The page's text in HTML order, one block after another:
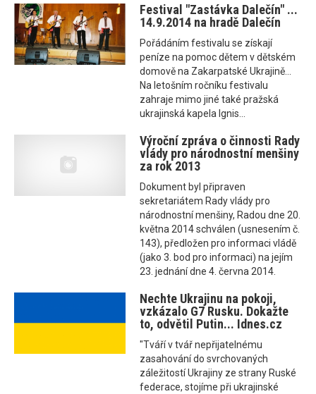
Festival "Zastávka Dalečín" ...
14.9.2014 na hradě Dalečín
Pořádáním festivalu se získají
peníze na pomoc dětem v dětském
domově na Zakarpatské Ukrajině...
Na letošním ročníku festivalu
zahraje mimo jiné také pražská
ukrajinská kapela Ignis...
Výroční zpráva o činnosti Rady
vlády pro národnostní menšiny
za rok 2013
Dokument byl připraven
sekretariátem Rady vlády pro
národnostní menšiny, Radou dne 20.
května 2014 schválen (usnesením č.
143), předložen pro informaci vládě
(jako 3. bod pro informaci) na jejím
23. jednání dne 4. června 2014.
Nechte Ukrajinu na pokoji,
vzkázalo G7 Rusku. Dokažte
to, odvětil Putin... Idnes.cz
"Tváří v tvář nepřijatelnému
zasahování do svrchovaných
záležitostí Ukrajiny ze strany Ruské
federace, stojíme při ukrajinské